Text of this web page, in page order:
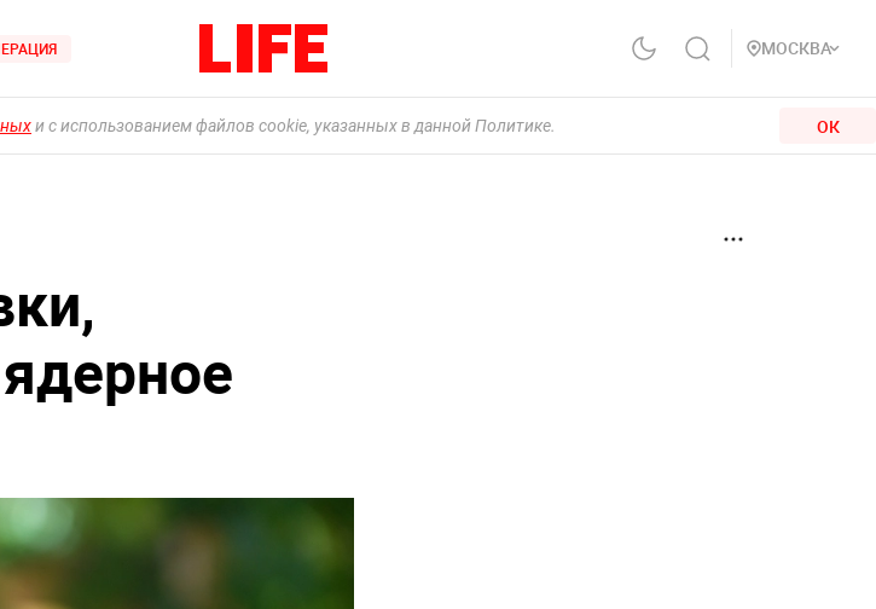
МОСКВА
и с использованием файлов cookie, указанных в данной Политике. ОК